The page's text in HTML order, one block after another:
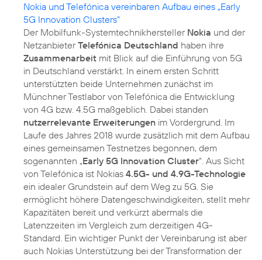
Nokia und Telefónica vereinbaren Aufbau eines „Early
5G Innovation Clusters“
Der Mobilfunk-Systemtechnikhersteller Nokia und der
NetzanbieterTelefónica Deutschland haben ihre
Zusammenarbeit mit Blick auf die Einführung von 5G
in Deutschland verstärkt. In einem ersten Schritt
unterstützten beide Unternehmen zunächst im
Münchner Testlabor von Telefónica die Entwicklung
von 4G bzw. 4.5G maßgeblich. Dabei standen
nutzerrelevante Erweiterungen im Vordergrund. Im
Laufe des Jahres 2018 wurde zusätzlich mit dem Aufbau
eines gemeinsamen Testnetzes begonnen, dem
sogenannten „Early 5G Innovation Cluster“. Aus Sicht
von Telefónica ist Nokias 4.5G- und 4.9G-Technologie
ein idealer Grundstein auf dem Weg zu 5G. Sie
ermöglicht höhere Datengeschwindigkeiten, stellt mehr
Kapazitäten bereit und verkürzt abermals die
Latenzzeiten im Vergleich zum derzeitigen 4G-
Standard. Ein wichtiger Punkt der Vereinbarung ist aber
auch Nokias Unterstützung bei der Transformation der